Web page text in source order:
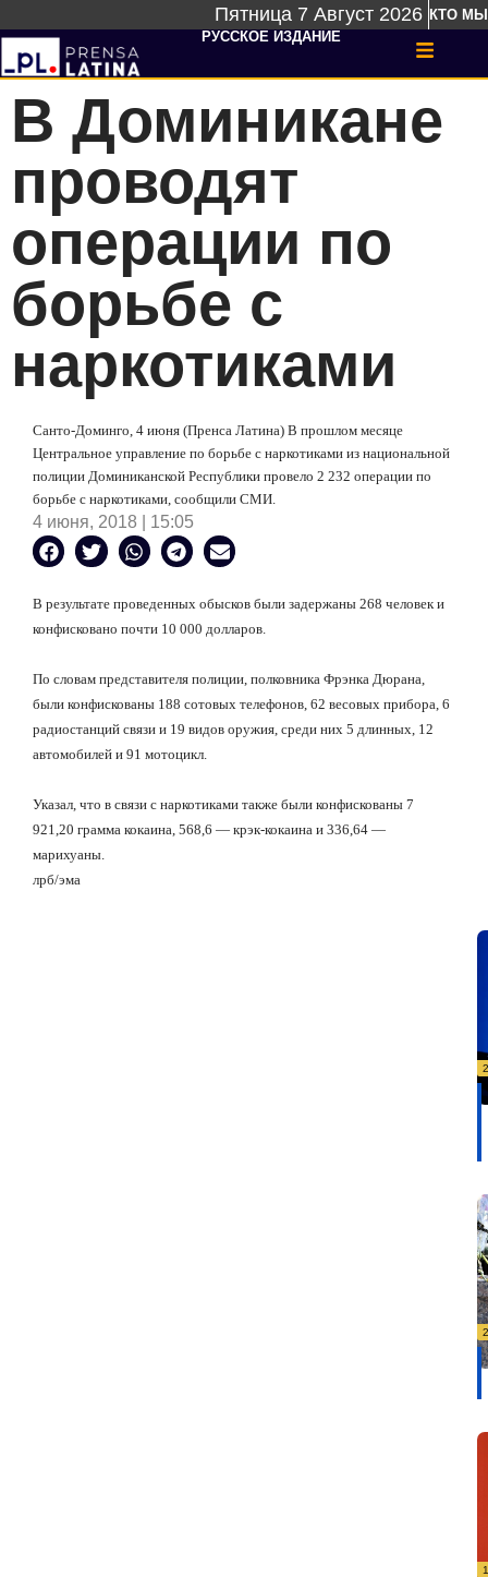
Пятница 7 Август 2026 КТО МЫ
РУССКОЕ ИЗДАНИЕ
В Доминикане
проводят
операции по
борьбе с
наркотиками
Санто-Доминго, 4 июня (Пренса Латина) В прошлом месяце
Центральное управление по борьбе с наркотиками из национальной
полиции Доминиканской Республики провело 2 232 операции по
борьбе с наркотиками, сообщили СМИ.
4 июня, 2018 | 15:05
В результате проведенных обысков были задержаны 268 человек и
конфисковано почти 10 000 долларов.
По словам представителя полиции, полковника Фрэнка Дюрана,
были конфискованы 188 сотовых телефонов, 62 весовых прибора, 6
радиостанций связи и 19 видов оружия, среди них 5 длинных, 12
автомобилей и 91 мотоцикл.
Указал, что в связи с наркотиками также были конфискованы 7
921,20 грамма кокаина, 568,6 — крэк-кокаина и 336,64 —
марихуаны.
лрб/эма